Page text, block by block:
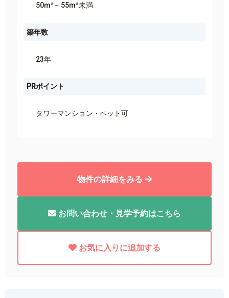
50m²～55m²未満
築年数
23年
PRポイント
タワーマンション ペット可
物件の詳細をみる
お問い合わせ・見学予約はこちら
お気に入りに追加する